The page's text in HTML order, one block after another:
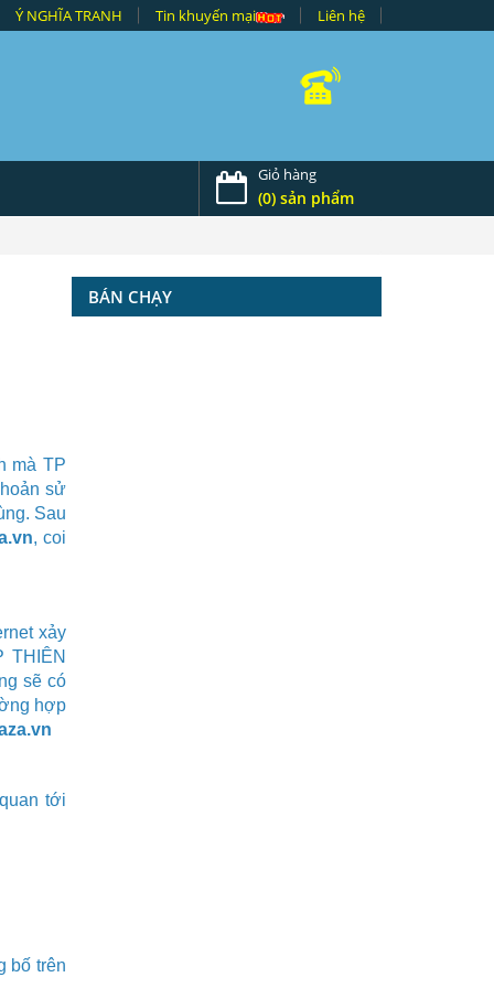
Ý NGHĨA TRANH Tin khuyến mại Liên hệ
Giỏ hàng
(0) sản phẩm
mà TP
sử
Sau
, coi
xảy
THIÊN
sẽ có
hợp
n
tới
bố trên
BÁN CHẠY